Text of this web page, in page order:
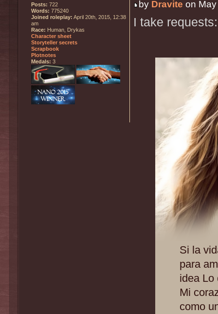
by Dravite on
I take requests:
Si la
para
idea Lo
Mi
como
Posts: 722
Words: 775240
Joined roleplay: April 20th, 2015, 12:38
am
Race: Human, Drykas
Character sheet
Storyteller secrets
Scrapbook
Plotnotes
Medals: 3